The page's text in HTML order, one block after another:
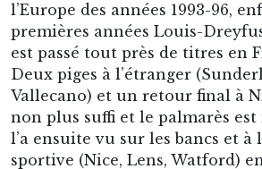
l’Europe des années 1993-96,
premières années Louis-
est passé tout près de titres en
Deux piges à l’étranger
Vallecano) et un retour final à
non plus suffi et le palmarès est
l’a ensuite vu sur les bancs et
sportive (Nice, Lens, Watford)